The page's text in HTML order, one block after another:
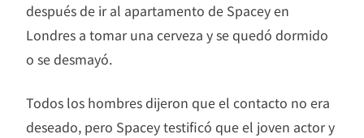
después de ir al apartamento de Spacey en
Londres a tomar una cerveza y se quedó dormido
o se desmayó.
Todos los hombres dijeron que el contacto no era
deseado, pero Spacey testificó que el joven actor y